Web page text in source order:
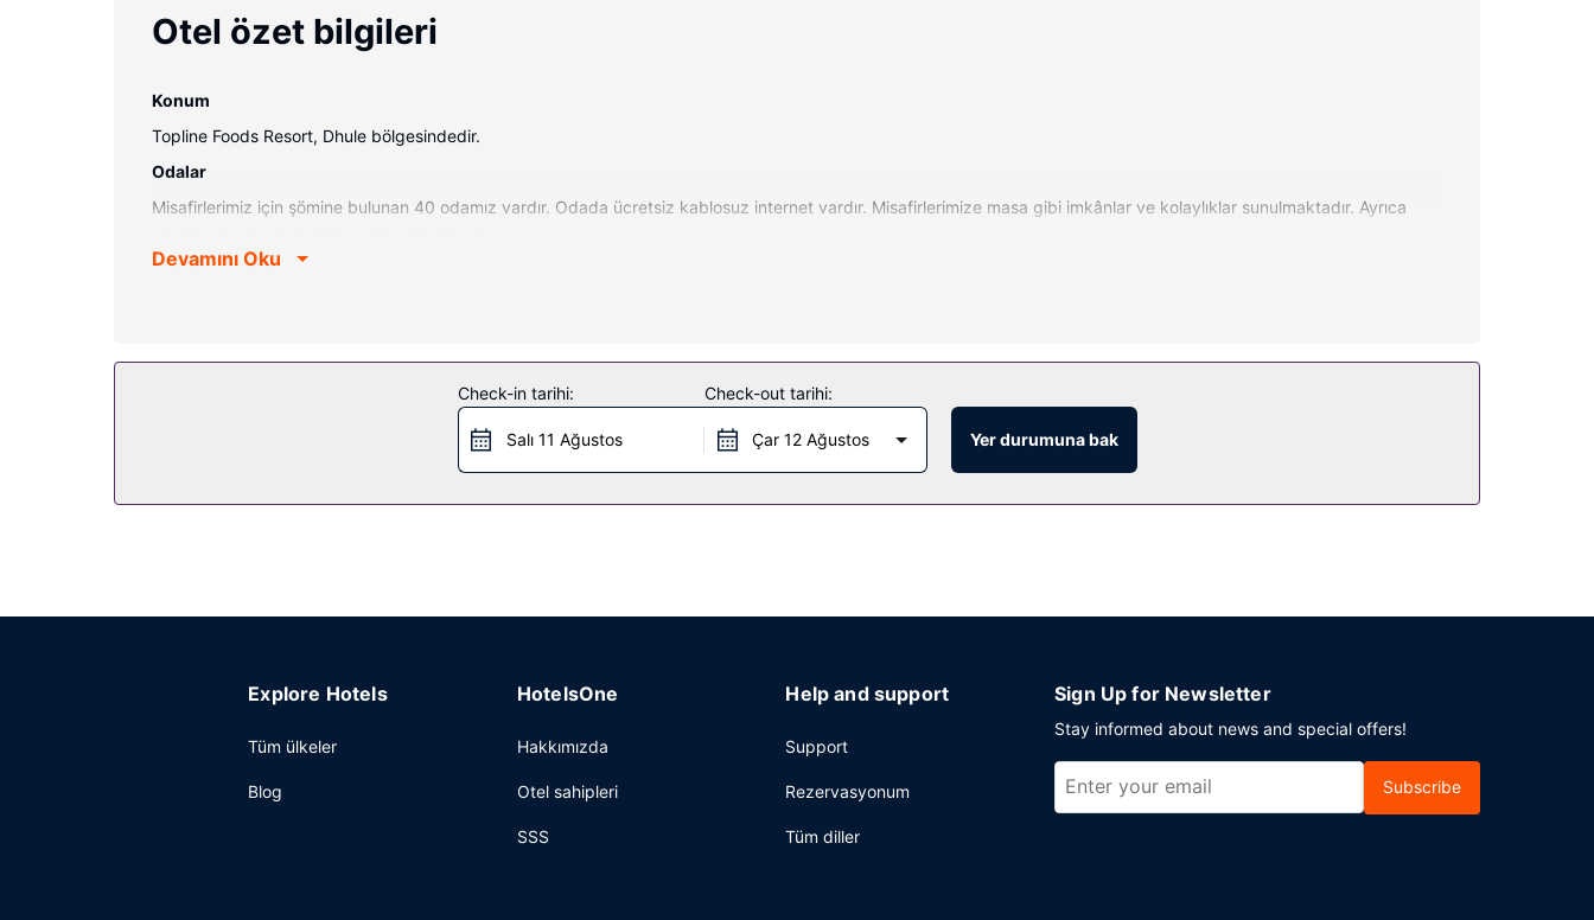
Otel özet bilgileri
Konum
Topline Foods Resort, Dhule bölgesindedir.
Odalar
Misafirlerimiz için şömine bulunan 40 odamız vardır. Odada ücretsiz kablosuz internet vardır. Misafirlerimize masa gibi imkânlar ve kolaylıklar sunulmaktadır. Ayrıca
Diğer güzellikler
Devamını Oku
Check-in tarihi:
Salı 11 Ağustos
Check-out tarihi:
Çar 12 Ağustos Yer durumuna bak
Explore Hotels
Tüm ülkeler
Blog
HotelsOne
Hakkımızda
Otel sahipleri
SSS
Help and support
Support
Rezervasyonum
Tüm diller
Sign Up for Newsletter
Stay informed about news and special offers!
Subscribe